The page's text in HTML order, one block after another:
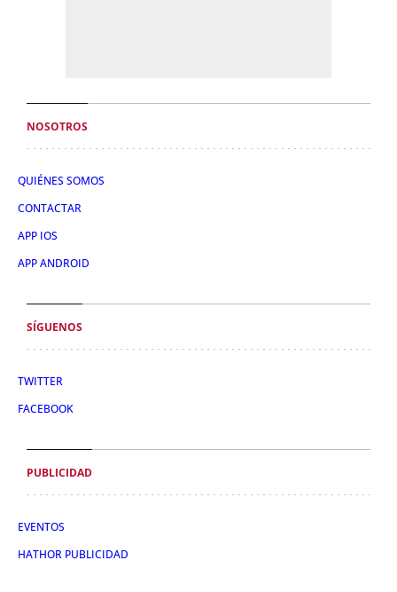
NOSOTROS
QUIÉNES SOMOS
CONTACTAR
APP IOS
APP ANDROID
SÍGUENOS
TWITTER
FACEBOOK
PUBLICIDAD
EVENTOS
HATHOR PUBLICIDAD